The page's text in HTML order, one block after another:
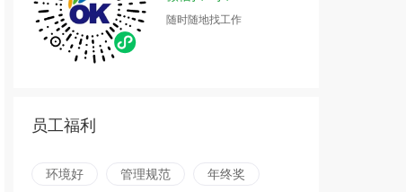
随时随地找工作
员工福利
环境好 管理规范 年终奖